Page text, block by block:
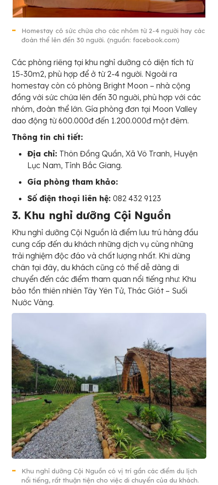
Homestay có sức chứa cho các nhóm từ 2-4 người hay các
đoàn thể lên đến 30 người. (nguồn: facebook.com)
Các phòng riêng tại khu nghỉ dưỡng có diện tích từ
15-30m2, phù hợp để ở từ 2-4 người. Ngoài ra
homestay còn có phòng Bright Moon – nhà cộng
đồng với sức chứa lên đến 30 người, phù hợp với các
nhóm, đoàn thể lớn. Gía phòng đơn tại Moon Valley
dao động từ 600.000đ đến 1.200.000đ một đêm.
Thông tin chi tiết:
Địa chỉ: Thôn Đồng Quần, Xã Vô Tranh, Huyện
Lục Nam, Tỉnh Bắc Giang.
Gía phòng tham khảo:
Số điện thoại liên hệ: 082 432 9123
3. Khu nghỉ dưỡng Cội Nguồn
Khu nghỉ dưỡng Cội Nguồn là điểm lưu trú hàng đầu
cung cấp đến du khách những dịch vụ cùng những
trải nghiệm độc đáo và chất lượng nhất. Khi dừng
chân tại đây, du khách cũng có thể dễ dàng di
chuyển đến các điểm tham quan nổi tiếng như: Khu
bảo tồn thiên nhiên Tây Yên Tử, Thác Giót – Suối
Nước Vàng.
Khu nghỉ dưỡng Cội Nguồn có vị trí gần các điểm du lịch
nổi tiếng, rất thuận tiện cho việc di chuyển của du khách.